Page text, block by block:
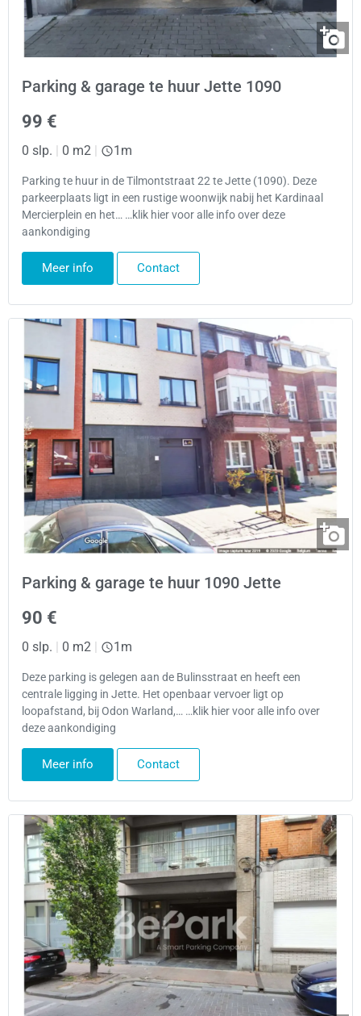
Parking & garage te huur Jette 1090
99 €
0 slp. 0 m2 1m
Parking te huur in de Tilmontstraat 22 te Jette (1090). Deze
parkeerplaats ligt in een rustige woonwijk nabij het Kardinaal
Mercierplein en het… …klik hier voor alle info over deze
aankondiging
Meer info Contact
Parking & garage te huur 1090 Jette
90 €
0 slp. 0 m2 1m
Deze parking is gelegen aan de Bulinsstraat en heeft een
centrale ligging in Jette. Het openbaar vervoer ligt op
loopafstand, bij Odon Warland,… …klik hier voor alle info over
deze aankondiging
Meer info Contact